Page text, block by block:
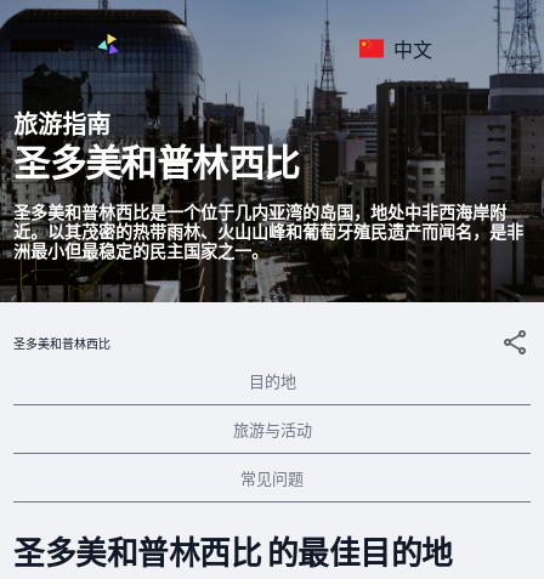
中文
旅游指南
圣多美和普林西比
圣多美和普林西比是一个位于几内亚湾的岛国，地处中非西海岸附
近。以其茂密的热带雨林、火山山峰和葡萄牙殖民遗产而闻名，是非
洲最小但最稳定的民主国家之一。
圣多美和普林西比
目的地
旅游与活动
常见问题
圣多美和普林西比 的最佳目的地